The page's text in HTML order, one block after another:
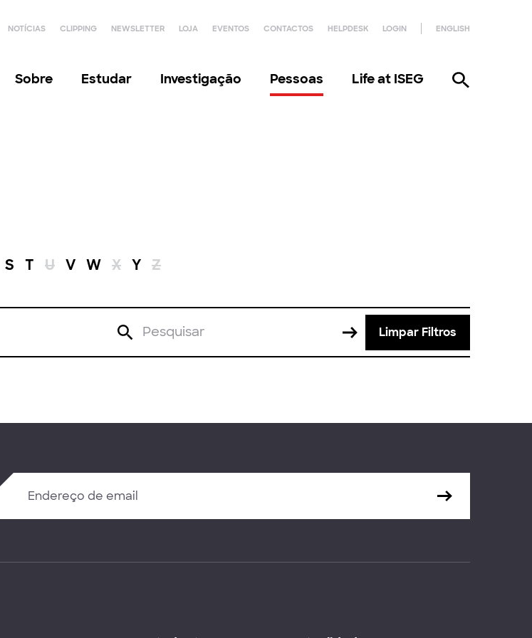
NOTÍCIAS CLIPPING NEWSLETTER LOJA EVENTOS CONTACTOS HELPDESK LOGIN ENGLISH
Sobre Estudar Investigação Pessoas Life at ISEG
S T U V W X Y Z
Limpar Filtros